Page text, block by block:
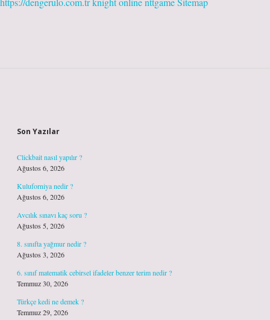
Son Yazılar
Clickbait nasıl yapılır ?
Ağustos 6, 2026
Kuluforniya nedir ?
Ağustos 6, 2026
Avcılık sınavı kaç soru ?
Ağustos 5, 2026
8. sınıfta yağmur nedir ?
Ağustos 3, 2026
6. sınıf matematik cebirsel ifadeler benzer terim nedir ?
Temmuz 30, 2026
Türkçe kedi ne demek ?
Temmuz 29, 2026